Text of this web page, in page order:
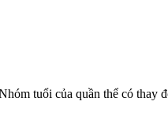
tuổi của quần thể có thay